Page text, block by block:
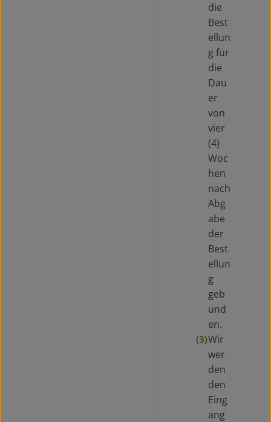
die
Best
ellun
g für
die
Dau
er
von
vier
(4)
Woc
hen
nach
Abg
abe
der
Best
ellun
g
geb
und
en.
(3)Wir
wer
den
den
Eing
ang